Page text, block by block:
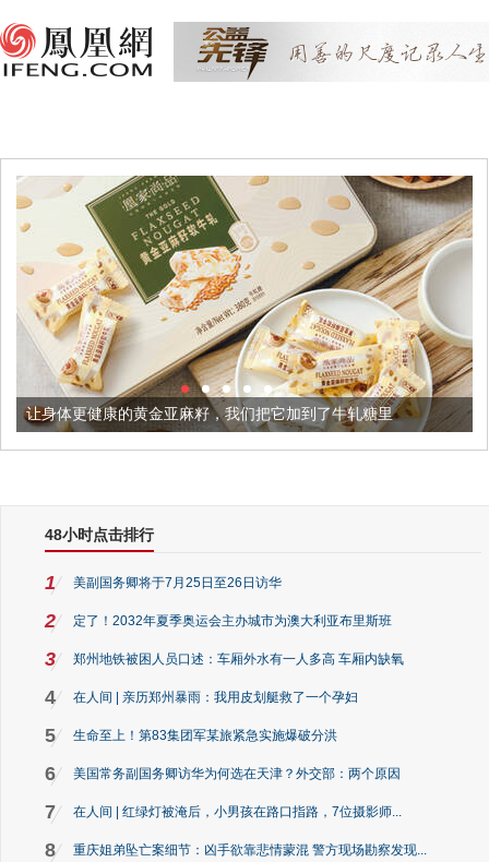
让身体更健康的黄金亚麻籽，我们把它加到了牛轧糖里
48小时点击排行
1 美副国务卿将于7月25日至26日访华
2 定了！2032年夏季奥运会主办城市为澳大利亚布里斯班
3 郑州地铁被困人员口述：车厢外水有一人多高 车厢内缺氧
4 在人间 | 亲历郑州暴雨：我用皮划艇救了一个孕妇
5 生命至上！第83集团军某旅紧急实施爆破分洪
6 美国常务副国务卿访华为何选在天津？外交部：两个原因
7 在人间 | 红绿灯被淹后，小男孩在路口指路，7位摄影师...
8 重庆姐弟坠亡案细节：凶手欲靠悲情蒙混 警方现场勘察发现...